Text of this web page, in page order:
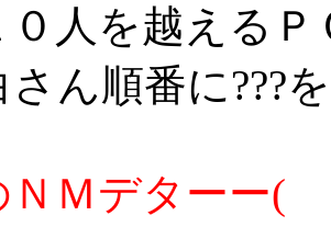
０人を越える
ん順番に???
ＮＭデター